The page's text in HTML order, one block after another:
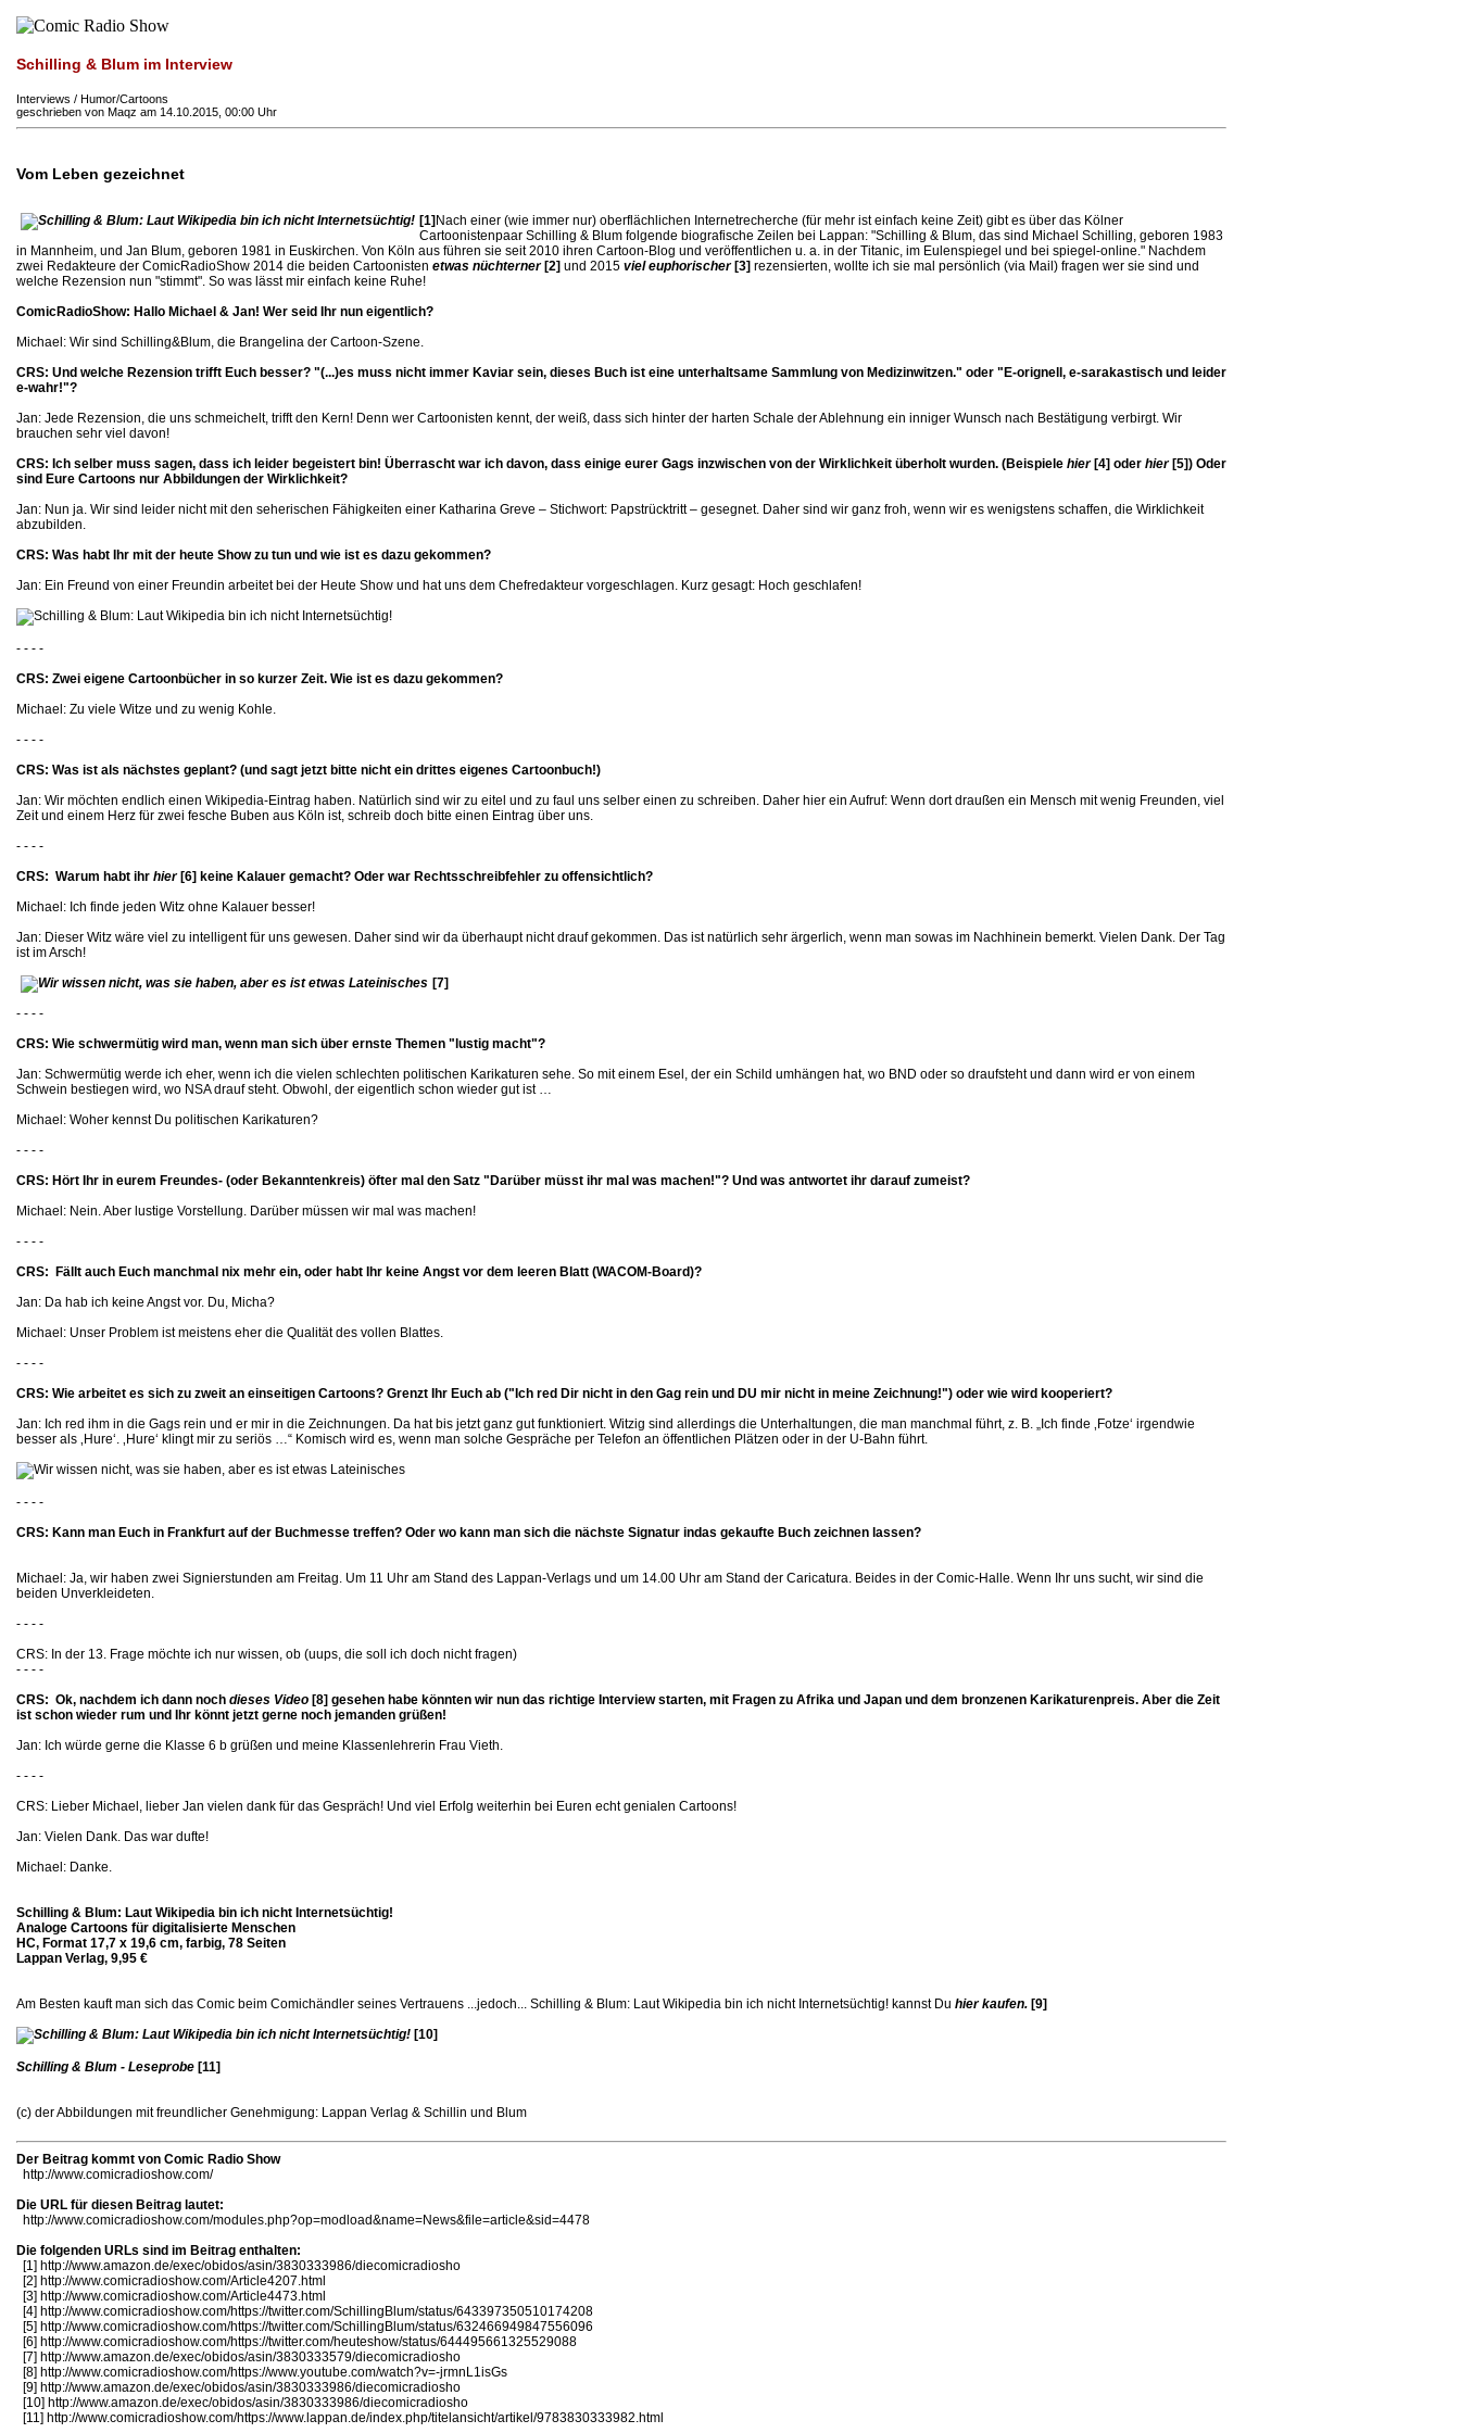
Schilling & Blum im Interview
Interviews / Humor/Cartoons
geschrieben von Maqz am 14.10.2015, 00:00 Uhr
Vom Leben gezeichnet
[1] Nach einer (wie immer nur) oberflächlichen Internetrecherche (für mehr ist einfach keine Zeit) gibt es über das Kölner
Cartoonistenpaar Schilling & Blum folgende biografische Zeilen bei Lappan: "Schilling & Blum, das sind Michael Schilling, geboren 1983
in Mannheim, und Jan Blum, geboren 1981 in Euskirchen. Von Köln aus führen sie seit 2010 ihren Cartoon-Blog und veröffentlichen u. a. in der Titanic, im Eulenspiegel und bei spiegel-online." Nachdem
zwei Redakteure der ComicRadioShow 2014 die beiden Cartoonisten etwas nüchterner[2] und 2015 viel euphorischer[3] rezensierten, wollte ich sie mal persönlich (via Mail) fragen wer sie sind und
welche Rezension nun "stimmt". So was lässt mir einfach keine Ruhe!
ComicRadioShow: Hallo Michael & Jan! Wer seid Ihr nun eigentlich?
Michael: Wir sind Schilling&Blum, die Brangelina der Cartoon-Szene.
CRS: Und welche Rezension trifft Euch besser? "(...)es muss nicht immer Kaviar sein, dieses Buch ist eine unterhaltsame Sammlung von Medizinwitzen." oder "E-orignell, e-sarakastisch und leider
e-wahr!"?
Jan: Jede Rezension, die uns schmeichelt, trifft den Kern! Denn wer Cartoonisten kennt, der weiß, dass sich hinter der harten Schale der Ablehnung ein inniger Wunsch nach Bestätigung verbirgt. Wir
brauchen sehr viel davon!
CRS: Ich selber muss sagen, dass ich leider begeistert bin! Überrascht war ich davon, dass einige eurer Gags inzwischen von der Wirklichkeit überholt wurden. (Beispiele hier[4] oder hier[5]) Oder
sind Eure Cartoons nur Abbildungen der Wirklichkeit?
Jan: Nun ja. Wir sind leider nicht mit den seherischen Fähigkeiten einer Katharina Greve – Stichwort: Papstrücktritt – gesegnet. Daher sind wir ganz froh, wenn wir es wenigstens schaffen, die Wirklichkeit
abzubilden.
CRS: Was habt Ihr mit der heute Show zu tun und wie ist es dazu gekommen?
Jan: Ein Freund von einer Freundin arbeitet bei der Heute Show und hat uns dem Chefredakteur vorgeschlagen. Kurz gesagt: Hoch geschlafen!
- - - -
CRS: Zwei eigene Cartoonbücher in so kurzer Zeit. Wie ist es dazu gekommen?
Michael: Zu viele Witze und zu wenig Kohle.
- - - -
CRS: Was ist als nächstes geplant? (und sagt jetzt bitte nicht ein drittes eigenes Cartoonbuch!)
Jan: Wir möchten endlich einen Wikipedia-Eintrag haben. Natürlich sind wir zu eitel und zu faul uns selber einen zu schreiben. Daher hier ein Aufruf: Wenn dort draußen ein Mensch mit wenig Freunden, viel
Zeit und einem Herz für zwei fesche Buben aus Köln ist, schreib doch bitte einen Eintrag über uns.
- - - -
CRS: Warum habt ihr hier[6] keine Kalauer gemacht? Oder war Rechtsschreibfehler zu offensichtlich?
Michael: Ich finde jeden Witz ohne Kalauer besser!
Jan: Dieser Witz wäre viel zu intelligent für uns gewesen. Daher sind wir da überhaupt nicht drauf gekommen. Das ist natürlich sehr ärgerlich, wenn man sowas im Nachhinein bemerkt. Vielen Dank. Der Tag
ist im Arsch!
[7]
- - - -
CRS: Wie schwermütig wird man, wenn man sich über ernste Themen "lustig macht"?
Jan: Schwermütig werde ich eher, wenn ich die vielen schlechten politischen Karikaturen sehe. So mit einem Esel, der ein Schild umhängen hat, wo BND oder so draufsteht und dann wird er von einem
Schwein bestiegen wird, wo NSA drauf steht. Obwohl, der eigentlich schon wieder gut ist …
Michael: Woher kennst Du politischen Karikaturen?
- - - -
CRS: Hört Ihr in eurem Freundes- (oder Bekanntenkreis) öfter mal den Satz "Darüber müsst ihr mal was machen!"? Und was antwortet ihr darauf zumeist?
Michael: Nein. Aber lustige Vorstellung. Darüber müssen wir mal was machen!
- - - -
CRS: Fällt auch Euch manchmal nix mehr ein, oder habt Ihr keine Angst vor dem leeren Blatt (WACOM-Board)?
Jan: Da hab ich keine Angst vor. Du, Micha?
Michael: Unser Problem ist meistens eher die Qualität des vollen Blattes.
- - - -
CRS: Wie arbeitet es sich zu zweit an einseitigen Cartoons? Grenzt Ihr Euch ab ("Ich red Dir nicht in den Gag rein und DU mir nicht in meine Zeichnung!") oder wie wird kooperiert?
Jan: Ich red ihm in die Gags rein und er mir in die Zeichnungen. Da hat bis jetzt ganz gut funktioniert. Witzig sind allerdings die Unterhaltungen, die man manchmal führt, z. B. „Ich finde ‚Fotze‘ irgendwie
besser als ‚Hure‘. ‚Hure‘ klingt mir zu seriös …“ Komisch wird es, wenn man solche Gespräche per Telefon an öffentlichen Plätzen oder in der U-Bahn führt.
- - - -
CRS: Kann man Euch in Frankfurt auf der Buchmesse treffen? Oder wo kann man sich die nächste Signatur indas gekaufte Buch zeichnen lassen?
Michael: Ja, wir haben zwei Signierstunden am Freitag. Um 11 Uhr am Stand des Lappan-Verlags und um 14.00 Uhr am Stand der Caricatura. Beides in der Comic-Halle. Wenn Ihr uns sucht, wir sind die
beiden Unverkleideten.
- - - -
CRS: In der 13. Frage möchte ich nur wissen, ob (uups, die soll ich doch nicht fragen)
- - - -
CRS: Ok, nachdem ich dann noch dieses Video [8] gesehen habe könnten wir nun das richtige Interview starten, mit Fragen zu Afrika und Japan und dem bronzenen Karikaturenpreis. Aber die Zeit
ist schon wieder rum und Ihr könnt jetzt gerne noch jemanden grüßen!
Jan: Ich würde gerne die Klasse 6 b grüßen und meine Klassenlehrerin Frau Vieth.
- - - -
CRS: Lieber Michael, lieber Jan vielen dank für das Gespräch! Und viel Erfolg weiterhin bei Euren echt genialen Cartoons!
Jan: Vielen Dank. Das war dufte!
Michael: Danke.
Schilling & Blum: Laut Wikipedia bin ich nicht Internetsüchtig!
Analoge Cartoons für digitalisierte Menschen
HC, Format 17,7 x 19,6 cm, farbig, 78 Seiten
Lappan Verlag, 9,95 €
Am Besten kauft man sich das Comic beim Comichändler seines Vertrauens ...jedoch... Schilling & Blum: Laut Wikipedia bin ich nicht Internetsüchtig! kannst Du hier kaufen. [9]
[10]
Schilling & Blum - Leseprobe [11]
(c) der Abbildungen mit freundlicher Genehmigung: Lappan Verlag & Schillin und Blum
Der Beitrag kommt von Comic Radio Show
http://www.comicradioshow.com/
Die URL für diesen Beitrag lautet:
http://www.comicradioshow.com/modules.php?op=modload&name=News&file=article&sid=4478
Die folgenden URLs sind im Beitrag enthalten:
[1] http://www.amazon.de/exec/obidos/asin/3830333986/diecomicradiosho
[2] http://www.comicradioshow.com/Article4207.html
[3] http://www.comicradioshow.com/Article4473.html
[4] http://www.comicradioshow.com/https://twitter.com/SchillingBlum/status/643397350510174208
[5] http://www.comicradioshow.com/https://twitter.com/SchillingBlum/status/632466949847556096
[6] http://www.comicradioshow.com/https://twitter.com/heuteshow/status/644495661325529088
[7] http://www.amazon.de/exec/obidos/asin/3830333579/diecomicradiosho
[8] http://www.comicradioshow.com/https://www.youtube.com/watch?v=-jrmnL1isGs
[9] http://www.amazon.de/exec/obidos/asin/3830333986/diecomicradiosho
[10] http://www.amazon.de/exec/obidos/asin/3830333986/diecomicradiosho
[11] http://www.comicradioshow.com/https://www.lappan.de/index.php/titelansicht/artikel/9783830333982.html